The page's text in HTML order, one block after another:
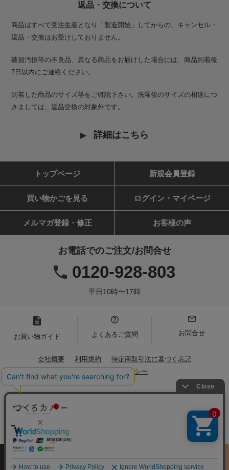
返品・交換について
商品はすべて受注生産となり「製造開始」してからの、キャンセル・
返品・交換はお受けしておりません。
破損汚損等の不良品、異なる商品をお届けした場合には、商品到着後
7日以内にご連絡ください。
到着した商品のサイズ等をご確認下さい。洗濯後のサイズの相違につ
きましては、返品交換の対象外です。
詳細はこちら
トップページ 新規会員登録
買い物かごを見る ログイン・マイページ
メルマガ登録・修正 お客様の声
お電話でのご注文/お問合せ
0120-928-803
平日10時〜17時
お買い物ガイド よくあるご質問 お問合せ
会社概要 利用規約
特定商取引法に基づく表記
プライバシーポリシー
サイズ